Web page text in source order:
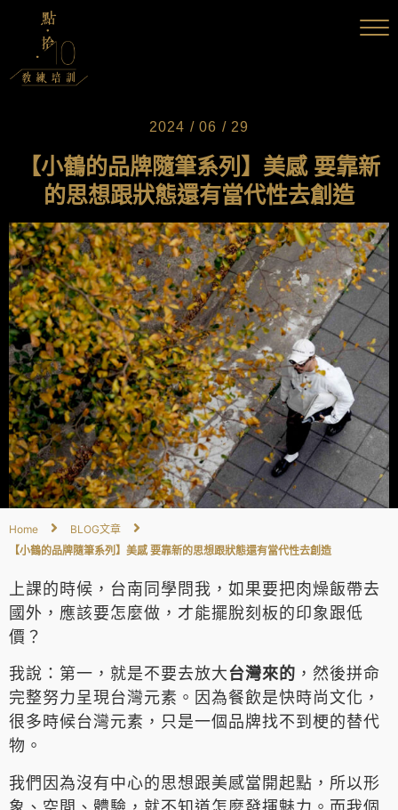
2024 / 06 / 29
【小鶴的品牌隨筆系列】美感 要靠新
的思想跟狀態還有當代性去創造
Home
BLOG文章
【小鶴的品牌隨筆系列】美感 要靠新的思想跟狀態還有當代性去創造
上課的時候，台南同學問我，如果要把肉燥飯帶去
國外，應該要怎麼做，才能擺脫刻板的印象跟低
價？
我說：第一，就是不要去放大台灣來的 ，然後拼命
完整努力呈現台灣元素。因為餐飲是快時尚文化，
很多時候台灣元素，只是一個品牌找不到梗的替代
物。
我們因為沒有中心的思想跟美感當開起點，所以形